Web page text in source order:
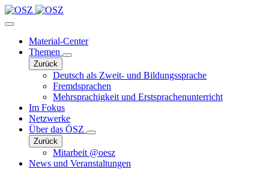
Material-Center
Themen
Zurück
Deutsch als Zweit- und Bildungssprache
Fremdsprachen
Mehrsprachigkeit und Erstsprachenunterricht
Im Fokus
Netzwerke
Über das ÖSZ
Zurück
Mitarbeit @oesz
News und Veranstaltungen